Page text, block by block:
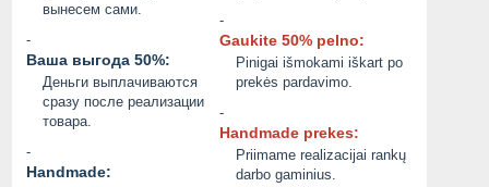
Не указана 400.00 EUR
вынесем сами.
-
Ваша выгода 50%:
Деньги выплачиваются
сразу после реализации
товара.
-
Handmade:
-
Gaukite 50% pelno:
Pinigai išmokami iškart po
prekės pardavimo.
-
Handmade prekes:
Priimame realizacijai rankų
darbo gaminius.